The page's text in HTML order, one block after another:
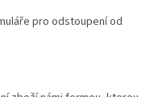
pro odstoupení od